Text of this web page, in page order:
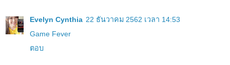
Evelyn Cynthia 22 ธันวาคม 2562 เวลา 14:53
Game Fever
ตอบ